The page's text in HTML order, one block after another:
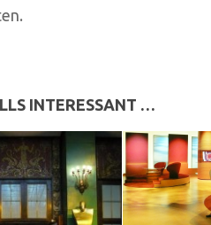
INTERESSANT …